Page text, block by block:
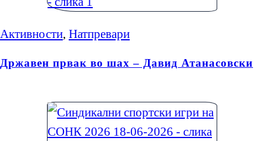
Активности, Натпревари
Државен првак во шах – Давид Атанасовски